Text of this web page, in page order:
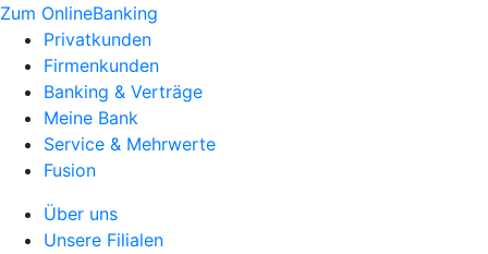
Zum OnlineBanking
Privatkunden
Firmenkunden
Banking & Verträge
Meine Bank
Service & Mehrwerte
Fusion
Über uns
Unsere Filialen